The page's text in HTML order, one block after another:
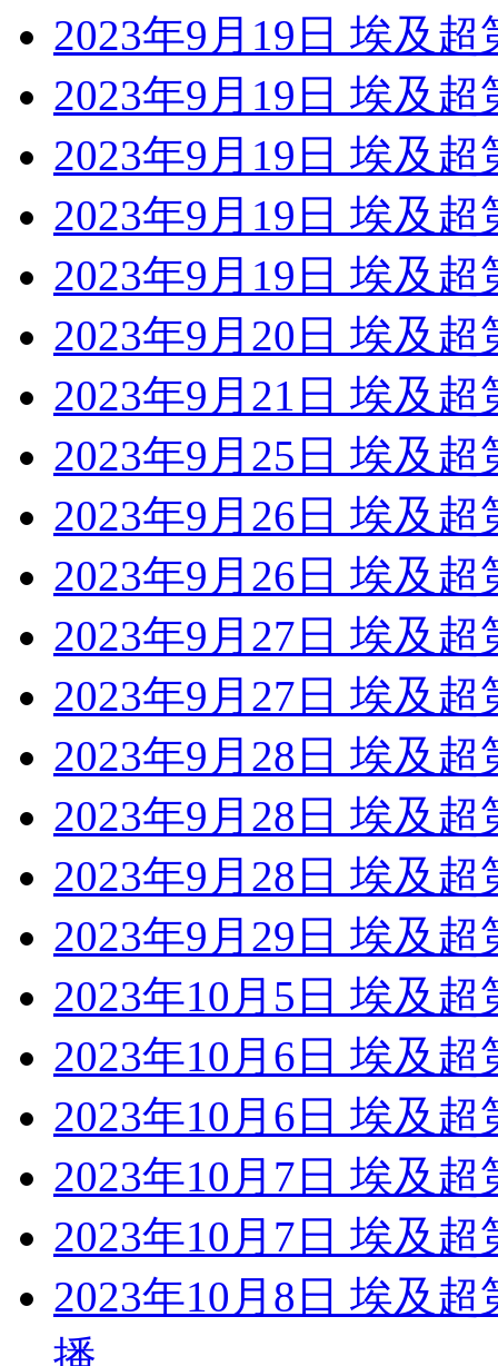
2023年9月19日 埃及
2023年9月19日 埃及
2023年9月19日 埃及
2023年9月19日 埃及
2023年9月19日 埃及
2023年9月20日 埃及
2023年9月21日 埃及
2023年9月25日 埃及
2023年9月26日 埃及
2023年9月26日 埃及
2023年9月27日 埃及
2023年9月27日 埃及
2023年9月28日 埃及
2023年9月28日 埃及
2023年9月28日 埃及
2023年9月29日 埃及
2023年10月5日 埃及
2023年10月6日 埃及
2023年10月6日 埃及
2023年10月7日 埃及
2023年10月7日 埃及
2023年10月8日 埃及
播